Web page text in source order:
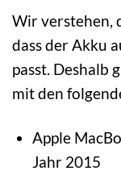
Wir verstehen,
dass der Akku
passt. Deshalb
mit den
Apple
Jahr 2015